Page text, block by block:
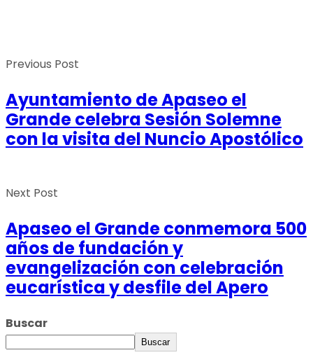
Previous Post
Ayuntamiento de Apaseo el
Grande celebra Sesión Solemne
con la visita del Nuncio Apostólico
Next Post
Apaseo el Grande conmemora 500
años de fundación y
evangelización con celebración
eucarística y desfile del Apero
Buscar
Buscar